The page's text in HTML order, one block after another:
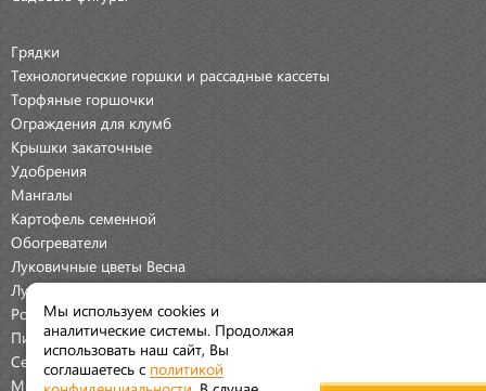
Грядки
Технологические горшки и рассадные кассеты
Торфяные горшочки
Ограждения для клумб
Крышки закаточные
Удобрения
Мангалы
Картофель семенной
Обогреватели
Луковичные цветы Весна
Луковичные цветы Осень
Розы
Пионы
Семена Овощей
Мраморная крошка
Мы используем cookies и
аналитические системы. Продолжая
использовать наш сайт, Вы
соглашаетесь с политикой
конфиденциальности . В случае